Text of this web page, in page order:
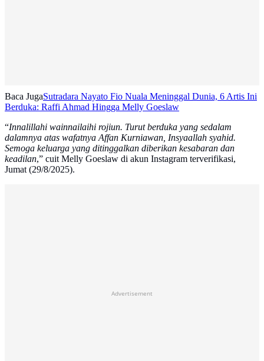
Baca JugaSutradara Nayato Fio Nuala Meninggal Dunia, 6 Artis Ini
Berduka: Raffi Ahmad Hingga Melly Goeslaw
“Innalillahi wainnailaihi rojiun. Turut berduka yang sedalam
dalamnya atas wafatnya Affan Kurniawan, Insyaallah syahid.
Semoga keluarga yang ditinggalkan diberikan kesabaran dan
keadilan,” cuit Melly Goeslaw di akun Instagram terverifikasi,
Jumat (29/8/2025).
Advertisement